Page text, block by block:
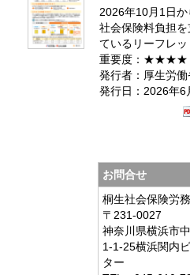
2026年10月1日
社会保険料負担
ているリーフレッ
重要度：★★★★
発行者：厚生労
発行日：2026年6
お問合せ
桐生社会保険労
〒231-0027
神奈川県横浜市
1-1-25横浜関内
ター